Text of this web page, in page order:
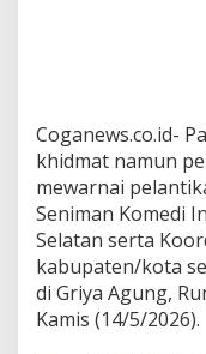
a
K
I
,
R
a
t
u
D
Coganews.co.id-
khidmat namun
mewarnai
Seniman Komedi
Selatan serta
kabupaten/kota
di Griya Agung,
Kamis (14/5/2026).